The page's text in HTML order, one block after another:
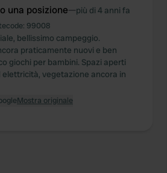
una posizione—più di 4 anni fa
99008
bellissimo campeggio.
praticamente nuovi e ben
giochi per bambini. Spazi aperti
elettricità, vegetazione ancora in
Mostra originale